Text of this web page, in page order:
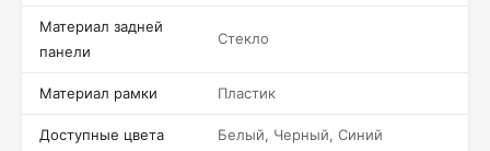
Материал задней
панели
Стекло
Материал рамки Пластик
Доступные цвета Белый, Черный, Синий